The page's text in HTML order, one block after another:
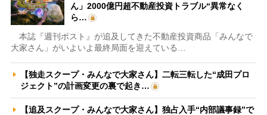
ん」2000億円超不動産投資トラブル“異常なく
ら…
本誌『週刊ポスト』が追及してきた不動産投資商品「みんなで
大家さん」がいよいよ最終局面を迎えている…
【独走スクープ・みんなで大家さん】二転三転した“成田プロ
ジェクト”の計画変更の裏で起き…
【追及スクープ・みんなで大家さん】独占入手“内部議事録”で